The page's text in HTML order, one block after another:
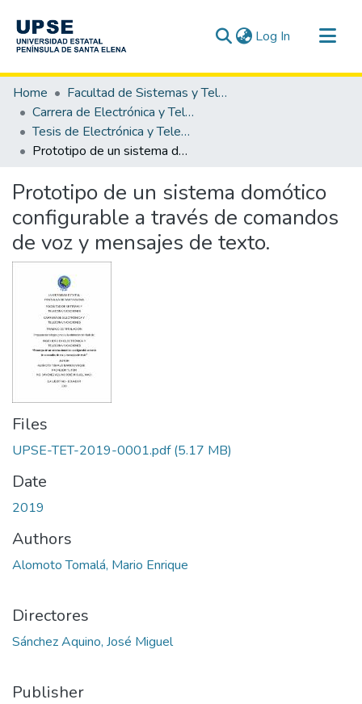
Log In (current)
Communities & Collections
All of DSpace
Statistics
Home
Facultad de Sistemas y Telecomunicaciones
Carrera de Electrónica y Telecomunicaciones
Tesis de Electrónica y Telecomunicaciones
Prototipo de un sistema domótico configurable a través de comandos de voz y mensajes de texto.
Prototipo de un sistema domótico
configurable a través de comandos
de voz y mensajes de texto.
Files
UPSE-TET-2019-0001.pdf(5.17 MB)
Date
2019
Authors
Alomoto Tomalá, Mario Enrique
Directores
Sánchez Aquino, José Miguel
Publisher